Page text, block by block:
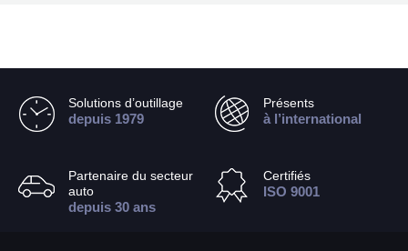
Solutions d’outillage
depuis 1979
Présents
à l’international
Partenaire du secteur
auto
depuis 30 ans
Certifiés
ISO 9001